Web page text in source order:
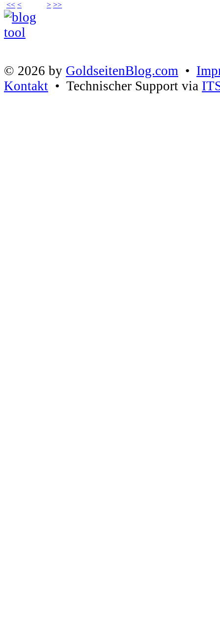
<< < > >>
© 2026 by GoldseitenBlog.com •
Kontakt • Technischer Support via